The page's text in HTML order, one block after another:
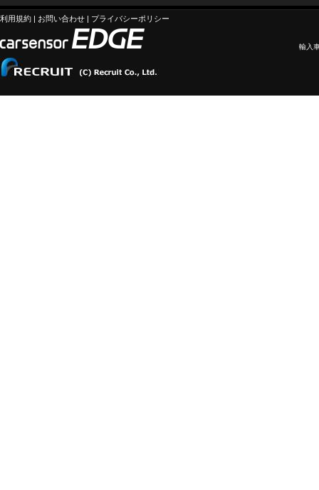
利用規約 | お問い合わせ | プライバシーポリシー
輸入